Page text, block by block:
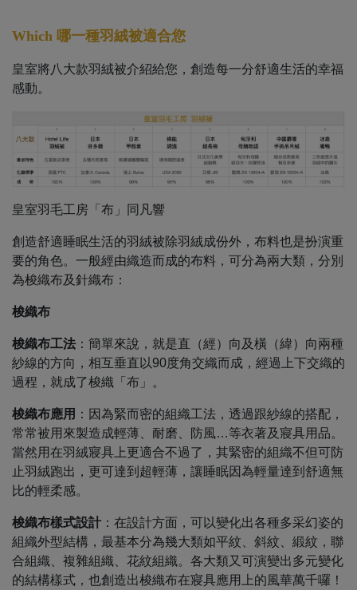
Which 哪一種羽絨被適合您
皇室將八大款羽絨被介紹給您，創造每一分舒適生活的幸福
感動。
皇室羽毛工房「布」同凡響
創造舒適睡眠生活的羽絨被除羽絨成份外，布料也是扮演重
要的角色。一般經由織造而成的布料，可分為兩大類，分別
為梭織布及針織布：
梭織布
梭織布工法 ：簡單來說，就是直（經）向及橫（緯）向兩種
紗線的方向，相互垂直以90度角交織而成，經過上下交織的
過程，就成了梭織「布」。
梭織布應用 ：因為緊而密的組織工法，透過跟紗線的搭配，
常常被用來製造成輕薄、耐磨、防風…等衣著及寢具用品。
當然用在羽絨寢具上更適合不過了，其緊密的組織不但可防
止羽絨跑出，更可達到超輕薄，讓睡眠因為輕量達到舒適無
比的輕柔感。
梭織布樣式設計 ：在設計方面，可以變化出各種多采幻姿的
組織外型結構，最基本分為幾大類如平紋、斜紋、緞紋，聯
合組織、複雜組織、花紋組織。各大類又可演變出多元變化
的結構樣式，也創造出梭織布在寢具應用上的風華萬千囉！